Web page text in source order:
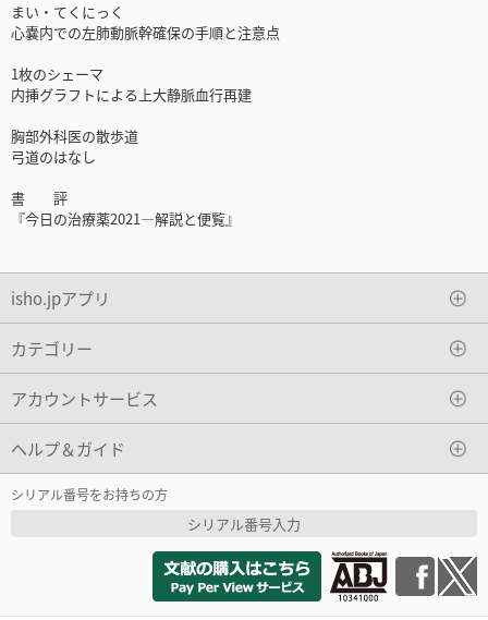
まい・てくにっく
心嚢内での左肺動脈幹確保の手順と注意点
1枚のシェーマ
内挿グラフトによる上大静脈血行再建
胸部外科医の散歩道
弓道のはなし
書 評
『今日の治療薬2021―解説と便覧』
isho.jpアプリ
カテゴリー
アカウントサービス
ヘルプ＆ガイド
シリアル番号をお持ちの方
シリアル番号入力